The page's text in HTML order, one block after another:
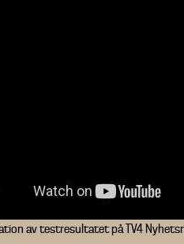
av testresultatet på TV4